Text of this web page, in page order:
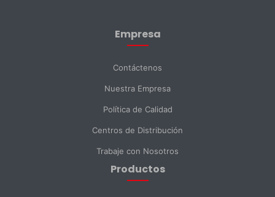
Empresa
Contáctenos
Nuestra Empresa
Política de Calidad
Centros de Distribución
Trabaje con Nosotros
Productos